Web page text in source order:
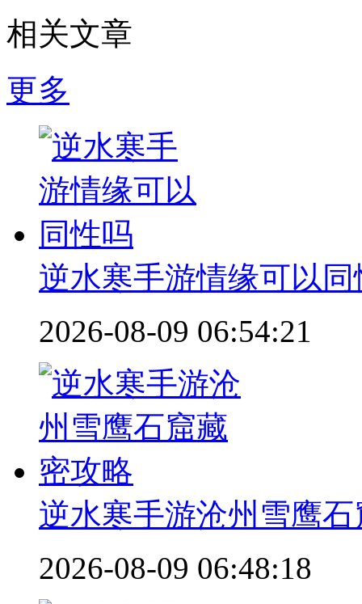
相关文章
更多
逆水寒手游情缘可以同
2026-08-09 06:54:21
逆水寒手游沧州雪鹰
2026-08-09 06:48:18